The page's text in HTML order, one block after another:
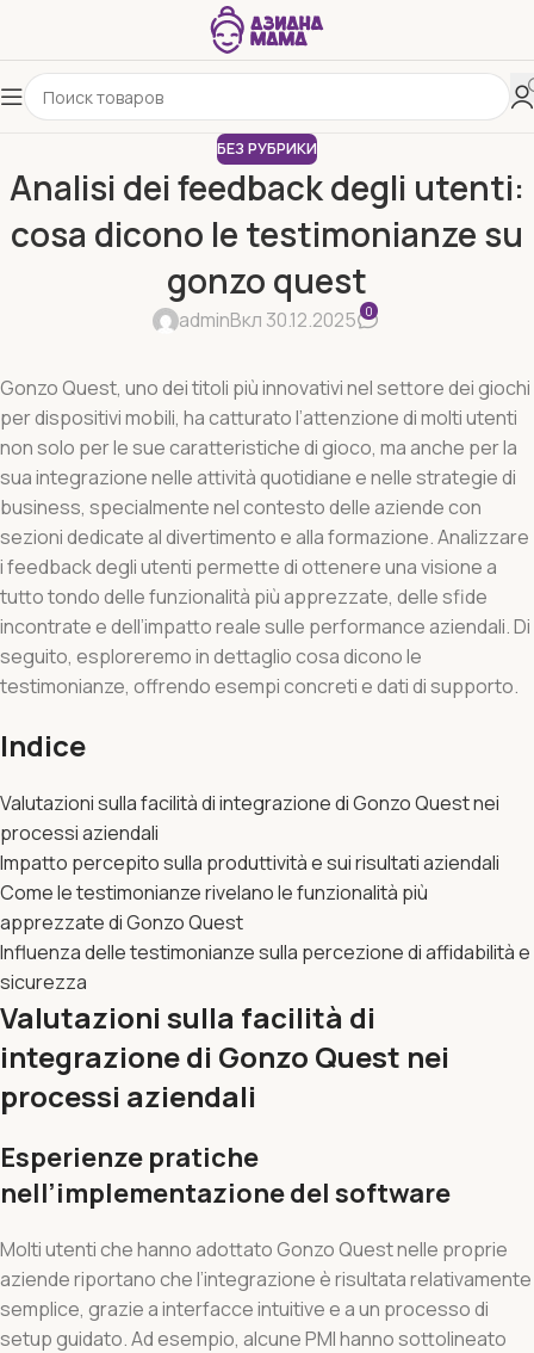
БЕЗ РУБРИКИ
Analisi dei feedback degli utenti:
cosa dicono le testimonianze su
gonzo quest
adminВкл 30.12.2025 0
Gonzo Quest, uno dei titoli più innovativi nel settore dei giochi
per dispositivi mobili, ha catturato l’attenzione di molti utenti
non solo per le sue caratteristiche di gioco, ma anche per la
sua integrazione nelle attività quotidiane e nelle strategie di
business, specialmente nel contesto delle aziende con
sezioni dedicate al divertimento e alla formazione. Analizzare
i feedback degli utenti permette di ottenere una visione a
tutto tondo delle funzionalità più apprezzate, delle sfide
incontrate e dell’impatto reale sulle performance aziendali. Di
seguito, esploreremo in dettaglio cosa dicono le
testimonianze, offrendo esempi concreti e dati di supporto.
Indice
Valutazioni sulla facilità di integrazione di Gonzo Quest nei
processi aziendali
Impatto percepito sulla produttività e sui risultati aziendali
Come le testimonianze rivelano le funzionalità più
apprezzate di Gonzo Quest
Influenza delle testimonianze sulla percezione di affidabilità e
sicurezza
Valutazioni sulla facilità di
integrazione di Gonzo Quest nei
processi aziendali
Esperienze pratiche
nell’implementazione del software
Molti utenti che hanno adottato Gonzo Quest nelle proprie
aziende riportano che l’integrazione è risultata relativamente
semplice, grazie a interfacce intuitive e a un processo di
setup guidato. Ad esempio, alcune PMI hanno sottolineato